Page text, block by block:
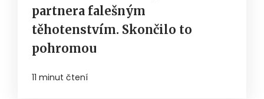
partnera falešným
těhotenstvím. Skončilo to
pohromou
11 minut čtení